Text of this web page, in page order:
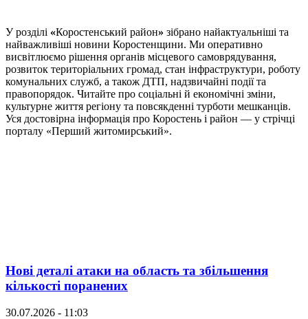
У розділі «Коростенський район» зібрано найактуальніші та
найважливіші новини Коростенщини. Ми оперативно
висвітлюємо рішення органів місцевого самоврядування,
розвиток територіальних громад, стан інфраструктури, роботу
комунальних служб, а також ДТП, надзвичайні події та
правопорядок. Читайте про соціальні й економічні зміни,
культурне життя регіону та повсякденні турботи мешканців.
Уся достовірна інформація про Коростень і район — у стрічці
порталу «Перший житомирський».
Нові деталі атаки на область та збільшення
кількості поранених
30.07.2026 - 11:03